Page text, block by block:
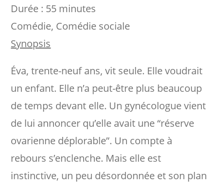
Durée : 55 minutes
Comédie, Comédie sociale
Synopsis
Éva, trente-neuf ans, vit seule. Elle voudrait
un enfant. Elle n’a peut-être plus beaucoup
de temps devant elle. Un gynécologue vient
de lui annoncer qu’elle avait une “réserve
ovarienne déplorable”. Un compte à
rebours s’enclenche. Mais elle est
instinctive, un peu désordonnée et son plan